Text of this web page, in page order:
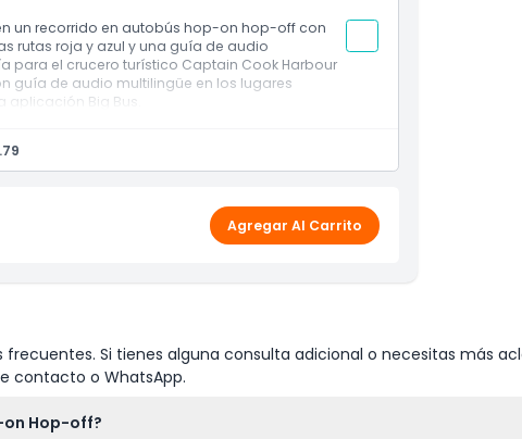
un recorrido en autobús hop-on hop-off con
rutas roja y azul y una guía de audio
para el crucero turístico Captain Cook Harbour
guía de audio multilingüe en los lugares
Big Bus.
azul) + guía de audio.
a través de la aplicación Big Bus.
Agregar Al Carrito
Si tienes alguna consulta adicional o necesitas más
contacto o WhatsApp.
on Hop-off?